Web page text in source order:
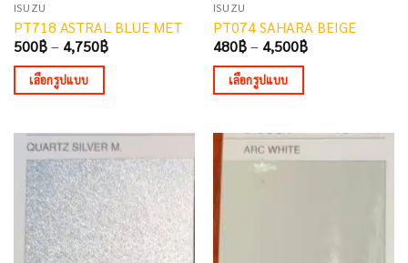
ISUZU
PT718 ASTRAL BLUE MET
500฿ – 4,750฿Price
เลือกรูปแบบ
product
has
multiple
variants.
The
options
ISUZU
PT074 SAHARA BEIGE
480฿ – 4,500฿Price
เลือกรูปแบบ
product
has
multiple
variants.
The